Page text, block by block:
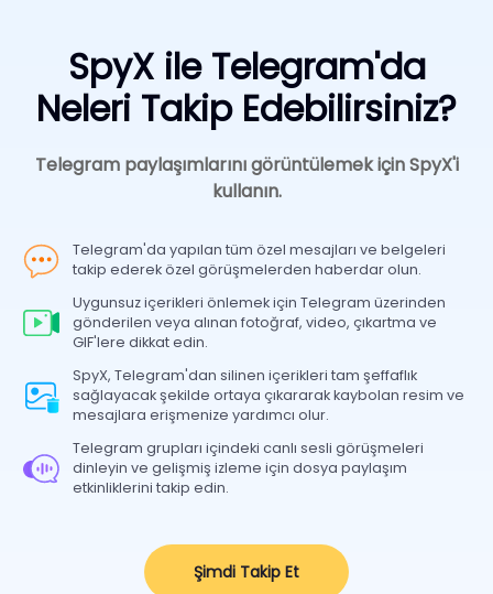
Telegram'da yapılan tüm özel mesajları ve belgeleri
takip ederek özel görüşmelerden haberdar olun.
Uygunsuz içerikleri önlemek için Telegram üzerinden
gönderilen veya alınan fotoğraf, video, çıkartma ve
GIF'lere dikkat edin.
SpyX, Telegram'dan silinen içerikleri tam şeffaflık
sağlayacak şekilde ortaya çıkararak kaybolan resim ve
mesajlara erişmenize yardımcı olur.
Telegram grupları içindeki canlı sesli görüşmeleri
dinleyin ve gelişmiş izleme için dosya paylaşım
etkinliklerini takip edin.
SpyX ile Telegram'da
Neleri Takip Edebilirsiniz?
Telegram paylaşımlarını görüntülemek için SpyX'i
kullanın.
Şimdi Takip Et